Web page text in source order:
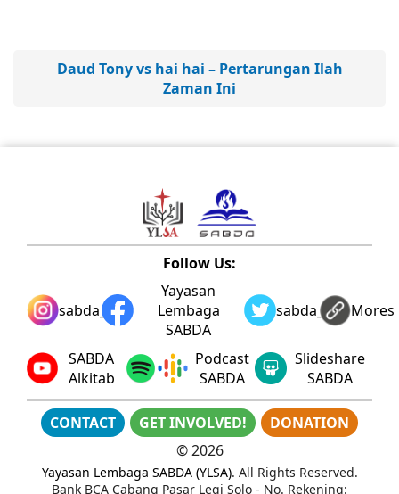
Daud Tony vs hai hai – Pertarungan Ilah
Zaman Ini
Follow Us:
sabda_ylsa
Yayasan
Lembaga
SABDA
sabda_ylsaMores
SABDA
Alkitab
Podcast
SABDA
Slideshare
SABDA
CONTACT GET INVOLVED!
DONATION
©2026
Yayasan Lembaga SABDA (YLSA). All Rights Reserved.
Bank BCA Cabang Pasar Legi Solo - No. Rekening: